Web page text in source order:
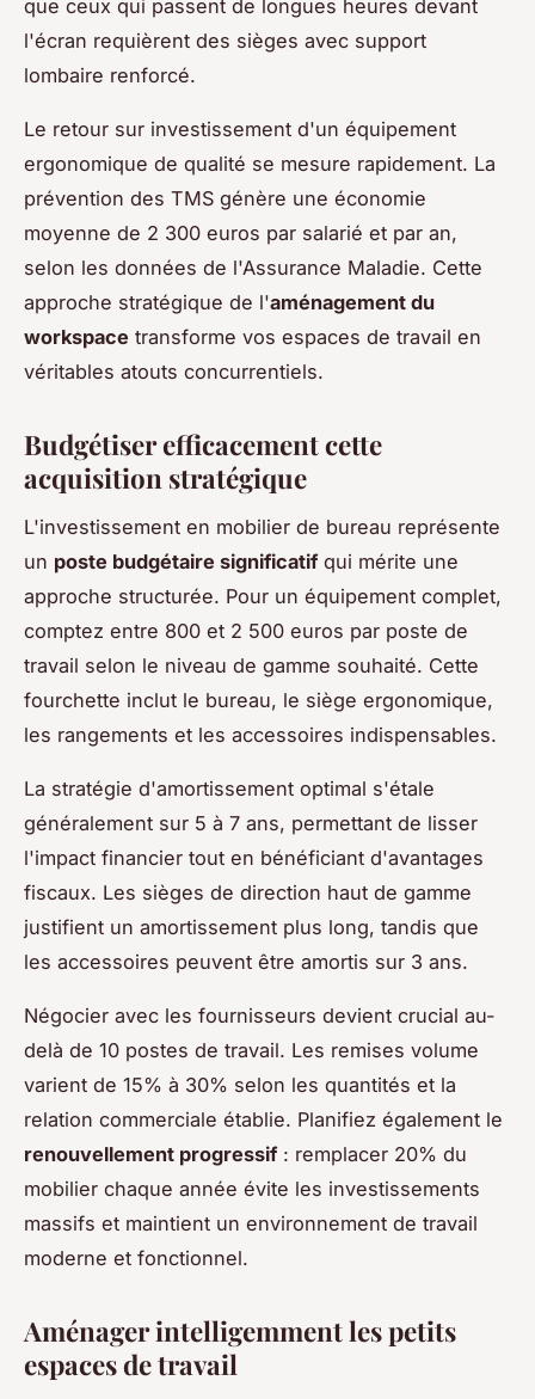
que ceux qui passent de longues heures devant
l'écran requièrent des sièges avec support
lombaire renforcé.
Le retour sur investissement d'un équipement
ergonomique de qualité se mesure rapidement. La
prévention des TMS génère une économie
moyenne de 2 300 euros par salarié et par an,
selon les données de l'Assurance Maladie. Cette
approche stratégique de l'aménagement du
workspace transforme vos espaces de travail en
véritables atouts concurrentiels.
Budgétiser efficacement cette
acquisition stratégique
L'investissement en mobilier de bureau représente
un poste budgétaire significatifqui mérite une
approche structurée. Pour un équipement complet,
comptez entre 800 et 2 500 euros par poste de
travail selon le niveau de gamme souhaité. Cette
fourchette inclut le bureau, le siège ergonomique,
les rangements et les accessoires indispensables.
La stratégie d'amortissement optimal s'étale
généralement sur 5 à 7 ans, permettant de lisser
l'impact financier tout en bénéficiant d'avantages
fiscaux. Les sièges de direction haut de gamme
justifient un amortissement plus long, tandis que
les accessoires peuvent être amortis sur 3 ans.
Négocier avec les fournisseurs devient crucial au-
delà de 10 postes de travail. Les remises volume
varient de 15% à 30% selon les quantités et la
relation commerciale établie. Planifiez également le
renouvellement progressif: remplacer 20% du
mobilier chaque année évite les investissements
massifs et maintient un environnement de travail
moderne et fonctionnel.
Aménager intelligemment les petits
espaces de travail